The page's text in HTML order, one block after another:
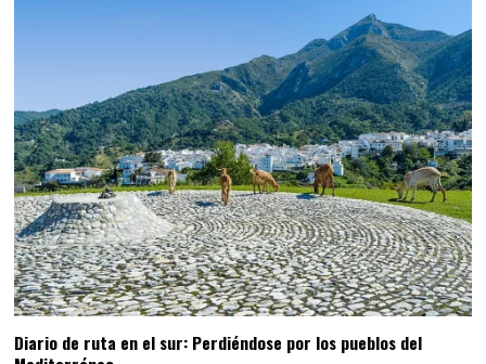
Diario de ruta en el sur: Perdiéndose por los pueblos del